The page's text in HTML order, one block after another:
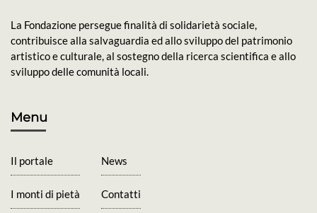
La Fondazione persegue finalità di solidarietà sociale,
contribuisce alla salvaguardia ed allo sviluppo del patrimonio
artistico e culturale, al sostegno della ricerca scientifica e allo
sviluppo delle comunità locali.
Menu
Il portale
I monti di pietà
News
Contatti